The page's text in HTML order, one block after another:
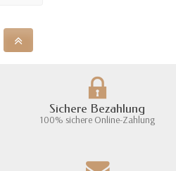
Sichere Bezahlung
100% sichere Online-Zahlung